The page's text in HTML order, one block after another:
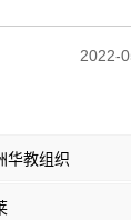
2022-
华教组织